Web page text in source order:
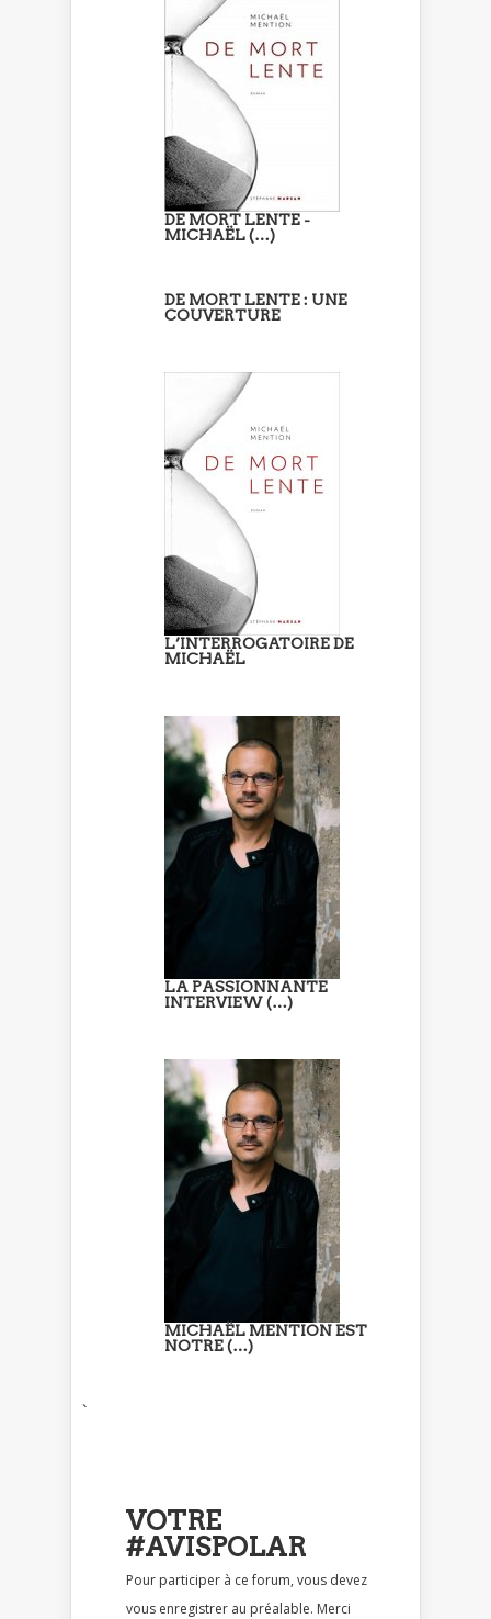
DE MORT LENTE -
MICHAËL (…)
DE MORT LENTE : UNE
COUVERTURE
L’INTERROGATOIRE DE
MICHAËL
LA PASSIONNANTE
INTERVIEW (…)
MICHAËL MENTION EST
NOTRE (…)
`
VOTRE
#AVISPOLAR
Pour participer à ce forum, vous devez
vous enregistrer au préalable. Merci